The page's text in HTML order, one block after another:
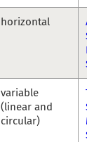
horizontal
variable
(linear and
circular)